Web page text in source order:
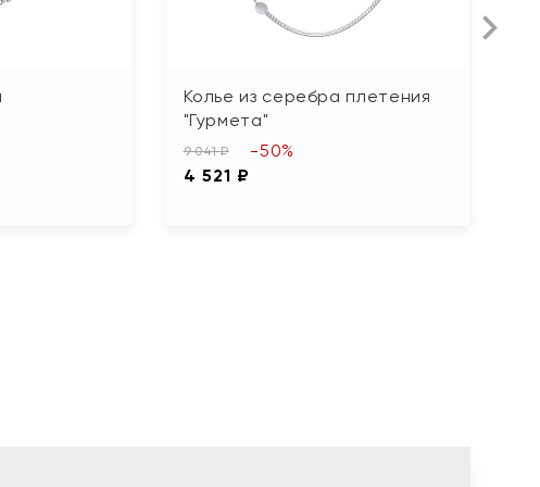
Колье из серебра плетения
"Гурмета"
9 041 ₽
4 521 ₽
-50%